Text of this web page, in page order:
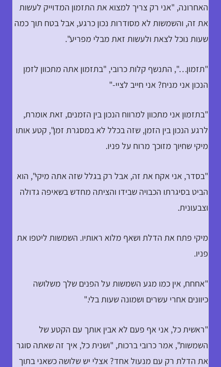
האחרונה, "אני רק צריך למצוא את התזמון המדוייק לעשות
את זה, והשמשות לא מסודרות נכון כרגע, אבל בטח תוך כמה
שעות נוכל לצאת ולעשות זאת מבלי מפריע".
"תזמון…", התנשף קלות כרובי, "בתזמון אתה מתכוון לזמן
הנכון אני מניח? אני חייב לציי-"
"בתזמון אני מתכוון למרווח הנכון בין הזמנים, זאת אומרת,
לרגע הנכון בין הזמן, שזה בכלל לא במסגרת זמן", קטע אותו
מיקי שחיוך מזוכך מרוח על פניו.
"בסדר, אני אקח את זה, אבל רק בגלל שזה אתה מיקי", הוא
הביט בסיגרתו הכבויה שבידו והציתה מחדש בשאיפה גדולה
וצבעונית.
מיקי פתח את הדלת ושאף מלוא ראותיו. השמשות ליטפו את
פניו.
"אחחח, אין כמו מגע השמשות על הפנים שלך משלושה
כיוונים אחרי עשרים ושמונה שעות בלי."
"ראשית כל, אני אף פעם לא אבין אותך עם הקטע של
השמשות", אמר כרובי ברכות, "ושנית כל, איך זה שאתה סוגר
את הדלת רק עם מנעול אחד? אצלי יש שלושה כשאני בתוך